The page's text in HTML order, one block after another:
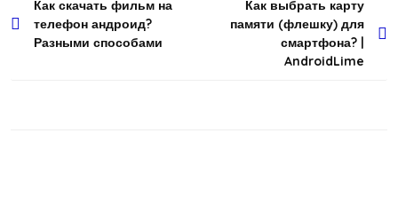
Навигация
по
Как скачать фильм на
телефон андроид?
Разными способами
Как выбрать карту
памяти (флешку) для
смартфона? |
AndroidLime